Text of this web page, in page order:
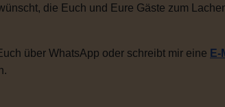
die Euch und Eure Gäste zum
über WhatsApp oder schreibt mir eine E-